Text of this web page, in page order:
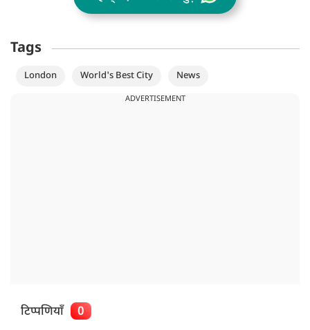
Tags
London World's Best City News
ADVERTISEMENT
टिप्पणियाँ 0